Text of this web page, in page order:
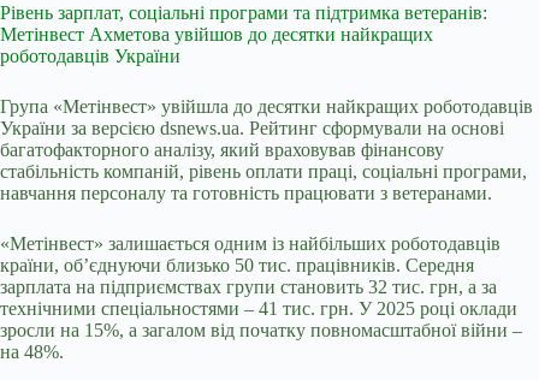
Рівень зарплат, соціальні програми та підтримка ветеранів:
Метінвест Ахметова увійшов до десятки найкращих
роботодавців України
Група «Метінвест» увійшла до десятки найкращих роботодавців
України за версією dsnews.ua. Рейтинг сформували на основі
багатофакторного аналізу, який враховував фінансову
стабільність компаній, рівень оплати праці, соціальні програми,
навчання персоналу та готовність працювати з ветеранами.
«Метінвест» залишається одним із найбільших роботодавців
країни, об’єднуючи близько 50 тис. працівників. Середня
зарплата на підприємствах групи становить 32 тис. грн, а за
технічними спеціальностями – 41 тис. грн. У 2025 році оклади
зросли на 15%, а загалом від початку повномасштабної війни –
на 48%.